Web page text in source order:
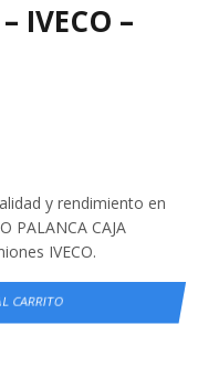
IVECO –
y rendimiento en
PALANCA CAJA
IVECO.
CARRITO